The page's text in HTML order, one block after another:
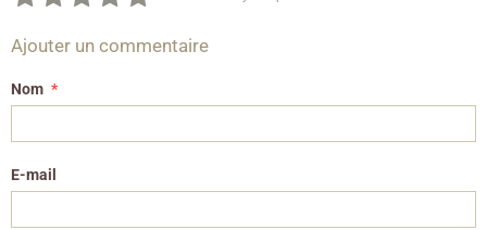
Ajouter un commentaire
Nom
E-mail